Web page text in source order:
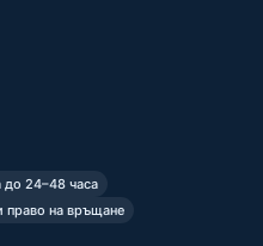
до 24–48 часа
право на връщане